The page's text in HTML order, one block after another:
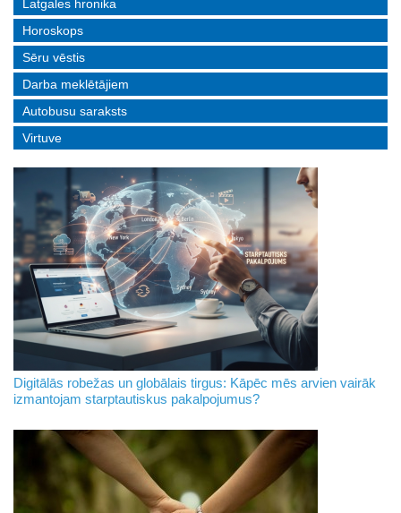
Latgales hronika
Horoskops
Sēru vēstis
Darba meklētājiem
Autobusu saraksts
Virtuve
Digitālās robežas un globālais tirgus: Kāpēc mēs arvien vairāk
izmantojam starptautiskus pakalpojumus?